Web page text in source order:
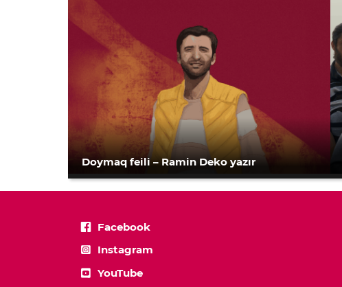
Doymaq feili – Ramin Deko yazır
Facebook
Instagram
YouTube